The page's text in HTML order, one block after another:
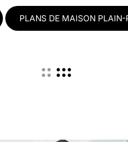
PLANS DE MAISON PLAIN-